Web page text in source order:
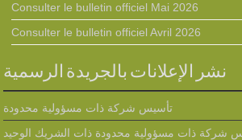
Consulter le bulletin officiel Mai 2026
Consulter le bulletin officiel Avril 2026
نشر الإعلانات بالجريدة الرسمية
تأسيس شركة ذات مسؤولية محدودة
شركة ذات مسؤولية محدودة ذات الشريك الوحيد